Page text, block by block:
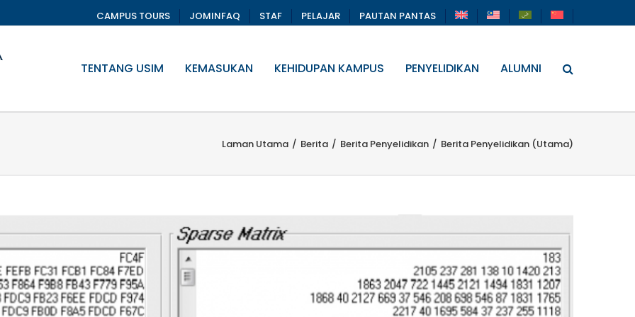
CAMPUS TOURS JOMINFAQ STAF PELAJAR PAUTAN PANTAS
TENTANG USIM KEMASUKAN KEHIDUPAN KAMPUS PENYELIDIKAN ALUMNI
Laman Utama / Berita / Berita Penyelidikan / Berita Penyelidikan (Utama)